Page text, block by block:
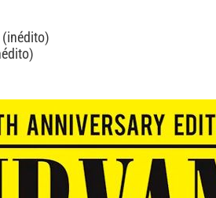
(inédito)